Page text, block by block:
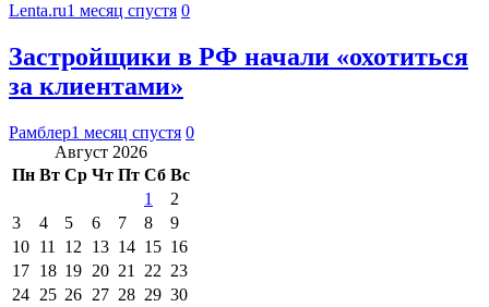
Lenta.ru1 месяц спустя 0
Застройщики в РФ начали «охотиться
за клиентами»
Рамблер1 месяц спустя 0
Август 2026
Пн Вт Ср Чт Пт Сб Вс
1
2
3
4 5 6 7 8
9
10 11 12 13 14 15 16
17 18 19 20 21 22 23
24 25 26 27 28 29 30